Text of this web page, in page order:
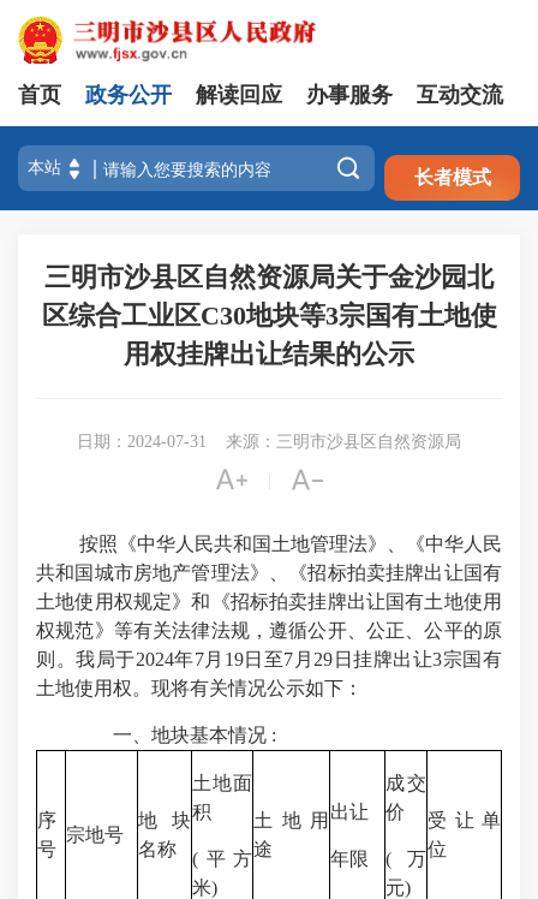
注册 登录
首页 政务公开 解读回应 办事服务 互动交流
 长者模式
三明市沙县区自然资源局关于金沙园北
区综合工业区C30地块等3宗国有土地使
用权挂牌出让结果的公示
日期：2024-07-31 来源：三明市沙县区自然资源局
 
按照《中华人民共和国土地管理法》、《中华人民
共和国城市房地产管理法》、《招标拍卖挂牌出让国有
土地使用权规定》和《招标拍卖挂牌出让国有土地使用
权规范》等有关法律法规，遵循公开、公正、公平的原
则。我局于2024年7月19日至7月29日挂牌出让3宗国有
土地使用权。现将有关情况公示如下：
一、地块基本情况 :
序
号
宗地号
地块
名称
土地面
积
(平方
米)
土地用
途
出让
年限
成交
价
(万
元)
受让单
位